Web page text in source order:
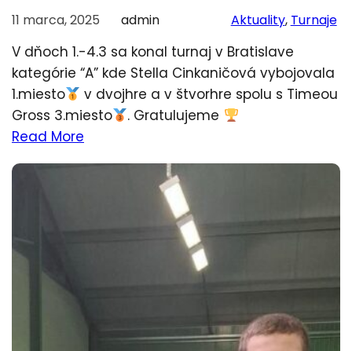
11 marca, 2025 admin Aktuality, Turnaje
V dňoch 1.-4.3 sa konal turnaj v Bratislave
kategórie “A” kde Stella Cinkaničová vybojovala
1.miesto
v dvojhre a v štvorhre spolu s Timeou
Gross 3.miesto
. Gratulujeme
Read More